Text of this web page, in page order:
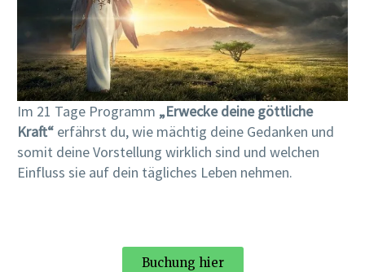
Im 21 Tage Programm „Erwecke deine göttliche
Kraft“ erfährst du, wie mächtig deine Gedanken und
somit deine Vorstellung wirklich sind und welchen
Einfluss sie auf dein tägliches Leben nehmen.
Buchung hier